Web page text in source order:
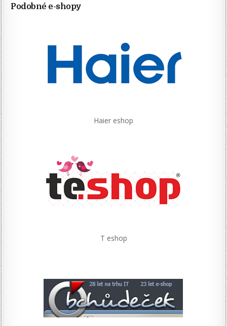
Podobné e-shopy
Haier eshop
T eshop